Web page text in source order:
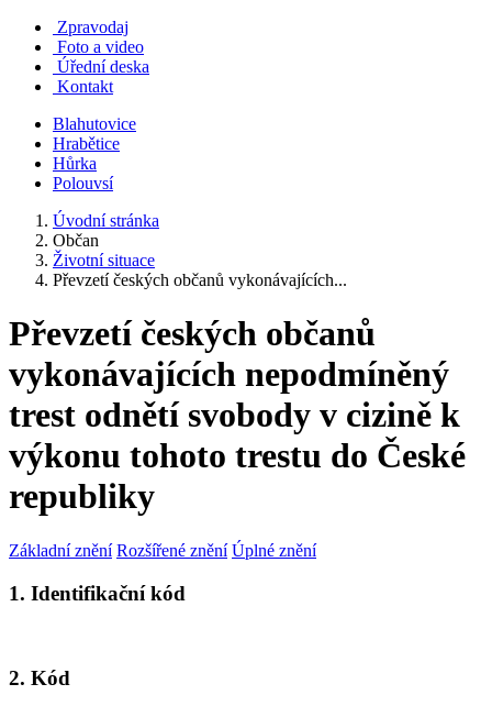
Zpravodaj
Foto a video
Úřední deska
Kontakt
Blahutovice
Hrabětice
Hůrka
Polouvsí
Úvodní stránka
Občan
Životní situace
Převzetí českých občanů vykonávajících...
Převzetí českých občanů
vykonávajících nepodmíněný
trest odnětí svobody v cizině k
výkonu tohoto trestu do České
republiky
Základní znění Rozšířené znění Úplné znění
1. Identifikační kód
2. Kód